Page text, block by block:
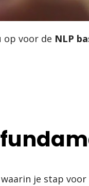
op voor de NLP
je stap